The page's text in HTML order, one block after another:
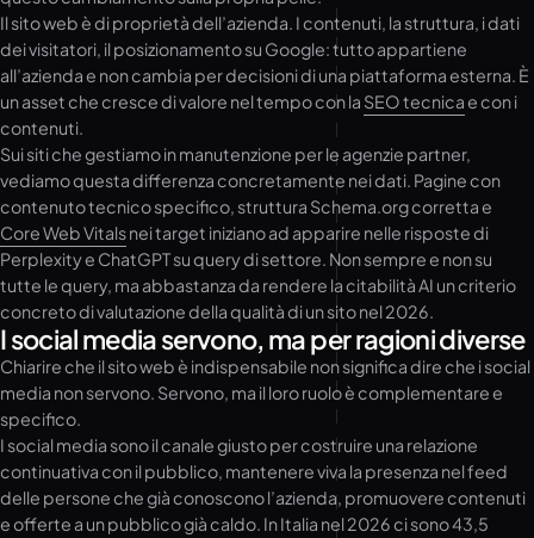
Il sito web è di proprietà dell’azienda. I contenuti, la struttura, i dati
dei visitatori, il posizionamento su Google: tutto appartiene
all’azienda e non cambia per decisioni di una piattaforma esterna. È
un asset che cresce di valore nel tempo con la SEO tecnicae con i
contenuti.
Sui siti che gestiamo in manutenzione per le agenzie partner,
vediamo questa differenza concretamente nei dati. Pagine con
contenuto tecnico specifico, struttura Schema.org corretta e
Core Web Vitalsnei target iniziano ad apparire nelle risposte di
Perplexity e ChatGPT su query di settore. Non sempre e non su
tutte le query, ma abbastanza da rendere la citabilità AI un criterio
concreto di valutazione della qualità di un sito nel 2026.
I social media servono, ma per ragioni diverse
Chiarire che il sito web è indispensabile non significa dire che i social
media non servono. Servono, ma il loro ruolo è complementare e
specifico.
I social media sono il canale giusto per costruire una relazione
continuativa con il pubblico, mantenere viva la presenza nel feed
delle persone che già conoscono l’azienda, promuovere contenuti
e offerte a un pubblico già caldo. In Italia nel 2026 ci sono 43,5